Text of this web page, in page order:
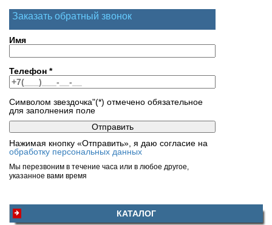
Заказать обратный звонок
Имя
Телефон *
Символом звездочка"(*) отмечено обязательное
для заполнения поле
Нажимая кнопку «Отправить», я даю согласие на
обработку персональных данных
Мы перезвоним в течение часа или в любое другое,
указанное вами время
КАТАЛОГ